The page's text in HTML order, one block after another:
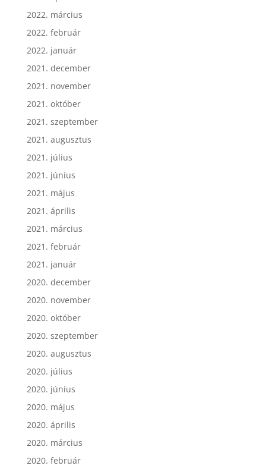
2022. március
2022. február
2022. január
2021. december
2021. november
2021. október
2021. szeptember
2021. augusztus
2021. július
2021. június
2021. május
2021. április
2021. március
2021. február
2021. január
2020. december
2020. november
2020. október
2020. szeptember
2020. augusztus
2020. július
2020. június
2020. május
2020. április
2020. március
2020. február